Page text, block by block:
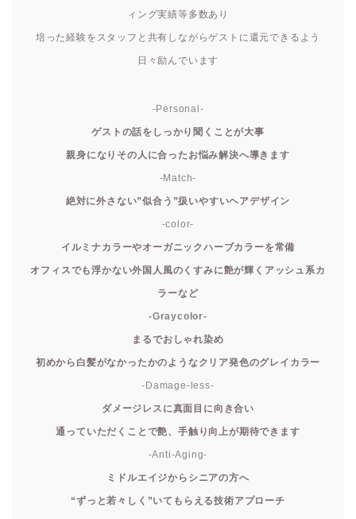
ィング実績等多数あり
培った経験をスタッフと共有しながらゲストに還元できるよう
日々励んでいます
-Personal-
ゲストの話をしっかり聞くことが大事
親身になりその人に合ったお悩み解決へ導きます
-Match-
絶対に外さない”似合う”扱いやすいヘアデザイン
-color-
イルミナカラーやオーガニックハーブカラーを常備
オフィスでも浮かない外国人風のくすみに艶が輝くアッシュ系カ
ラーなど
-Graycolor-
まるでおしゃれ染め
初めから白髪がなかったかのようなクリア発色のグレイカラー
-Damage-less-
ダメージレスに真面目に向き合い
通っていただくことで艶、手触り向上が期待できます
-Anti-Aging-
ミドルエイジからシニアの方へ
“ずっと若々しく”いてもらえる技術アプローチ